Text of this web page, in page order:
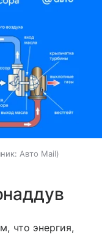
Авто Mail
что энергия,